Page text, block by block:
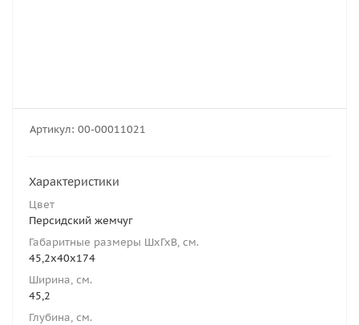
Артикул: 00-00011021
Характеристики
Цвет
Персидский жемчуг
Габаритные размеры ШхГхВ, см.
45,2х40х174
Ширина, см.
45,2
Глубина, см.